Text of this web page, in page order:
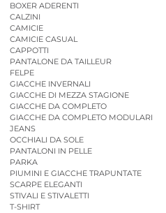
BOXER ADERENTI
CALZINI
CAMICIE
CAMICIE CASUAL
CAPPOTTI
PANTALONE DA TAILLEUR
FELPE
GIACCHE INVERNALI
GIACCHE DI MEZZA STAGIONE
GIACCHE DA COMPLETO
GIACCHE DA COMPLETO MODULARI
JEANS
OCCHIALI DA SOLE
PANTALONI IN PELLE
PARKA
PIUMINI E GIACCHE TRAPUNTATE
SCARPE ELEGANTI
STIVALI E STIVALETTI
T-SHIRT